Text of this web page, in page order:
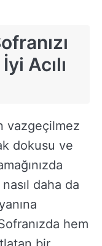
Acılı
vazgeçilmez
dokusu ve
daha da
hem